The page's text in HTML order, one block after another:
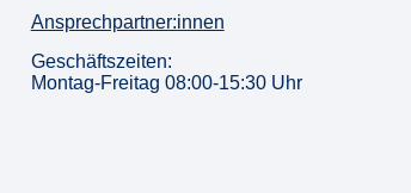
Ansprechpartner:innen
Geschäftszeiten:
Montag-Freitag 08:00-15:30 Uhr